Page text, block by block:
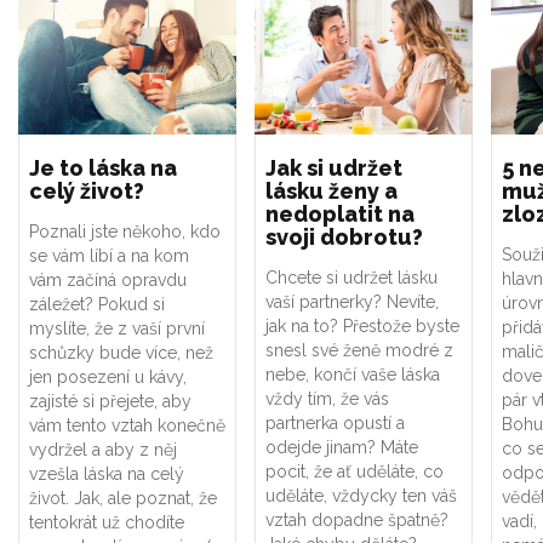
Je to láska na
celý život?
Poznali jste někoho, kdo
se vám líbí a na kom
vám začíná opravdu
záležet? Pokud si
myslíte, že z vaší první
schůzky bude více, než
jen posezení u kávy,
zajisté si přejete, aby
vám tento vztah konečně
vydržel a aby z něj
vzešla láska na celý
život. Jak, ale poznat, že
tentokrát už chodíte
Jak si udržet
lásku ženy a
nedoplatit na
svoji dobrotu?
Chcete si udržet lásku
vaší partnerky? Nevíte,
jak na to? Přestože byste
snesl své ženě modré z
nebe, končí vaše láska
vždy tím, že vás
partnerka opustí a
odejde jinam? Máte
pocit, že ať uděláte, co
uděláte, vždycky ten váš
vztah dopadne špatně?
5
pár
co